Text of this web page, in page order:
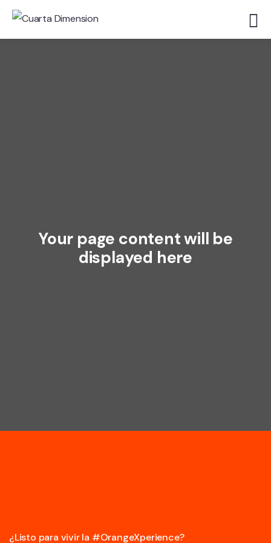
Your page content will be
displayed here
¿Listo para vivir la #OrangeXperience?